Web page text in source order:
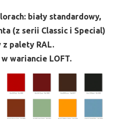
biały standardowy,
(z serii Classic i Special)
z palety RAL.
wariancie LOFT.